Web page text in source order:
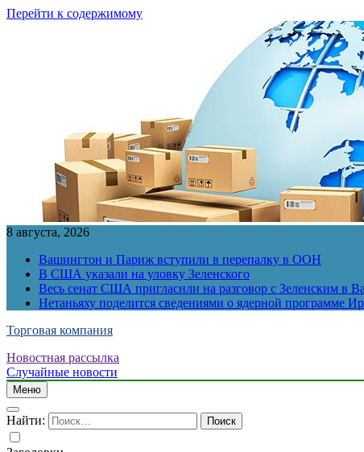
Перейти к содержимому
8 августа, 2026
Вашингтон и Париж вступили в перепалку в ООН
В США указали на уловку Зеленского
Весь сенат США пригласили на разговор с Зеленским в
Нетаньяху поделится сведениями о ядерной программе
Торговая компания
Новостная рассылка
Случайные новости
Меню
Найти: